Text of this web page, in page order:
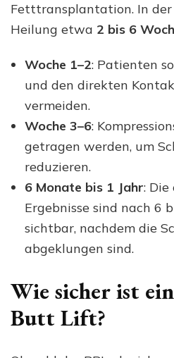
Fetttransplantation. In
Heilung etwa 2 bis 6
Woche 1–2: Patienten
und den direkten
vermeiden.
Woche 3–6:
getragen werden, um
reduzieren.
6 Monate bis 1 Jahr:
Ergebnisse sind nach 6
sichtbar, nachdem die
abgeklungen sind.
Wie sicher ist
Butt Lift?